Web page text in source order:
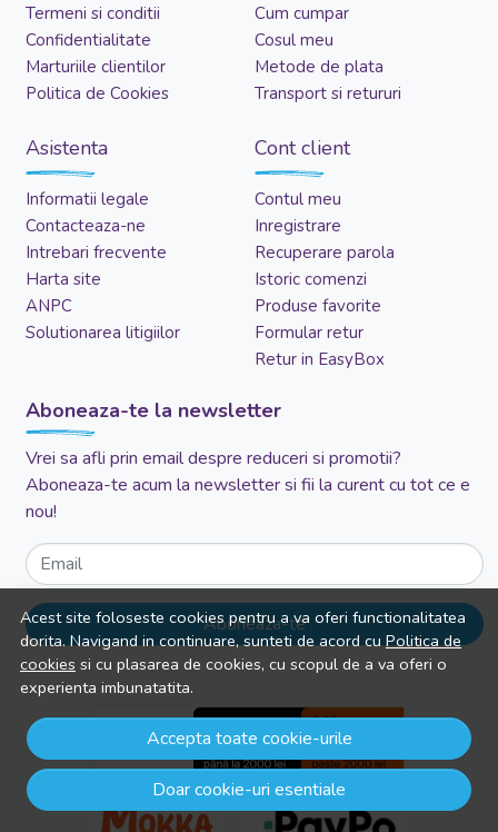
Acest site foloseste cookies pentru a va oferi functionalitatea
dorita. Navigand in continuare, sunteti de acord cuPolitica de
cookies si cu plasarea de cookies, cu scopul de a va oferi o
experienta imbunatatita.
Accepta toate cookie-urile
Doar cookie-uri esentiale
Termeni si conditii
Confidentialitate
Marturiile clientilor
Politica de Cookies
Cum cumpar
Cosul meu
Metode de plata
Transport si retururi
Asistenta
Informatii legale
Contacteaza-ne
Intrebari frecvente
Harta site
ANPC
Solutionarea litigiilor
Cont client
Contul meu
Inregistrare
Recuperare parola
Istoric comenzi
Produse favorite
Formular retur
Retur in EasyBox
Aboneaza-te la newsletter
Vrei sa afli prin email despre reduceri si promotii?
Aboneaza-te acum la newsletter si fii la curent cu tot ce e
nou!
Email
Aboneaza-te